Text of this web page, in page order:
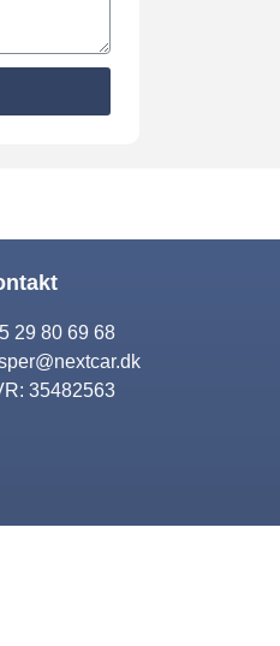
29 80 69 68
35482563